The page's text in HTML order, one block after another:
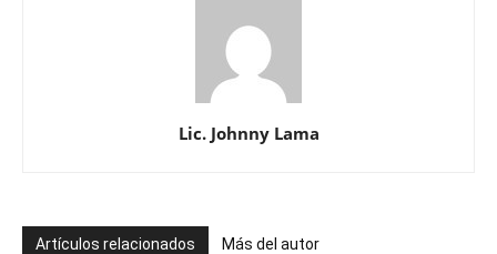
Lic. Johnny Lama
Artículos relacionados Más del autor